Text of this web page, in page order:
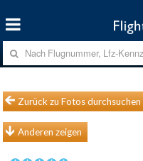
Zurück zu Fotos durchsuchen
Anderen zeigen